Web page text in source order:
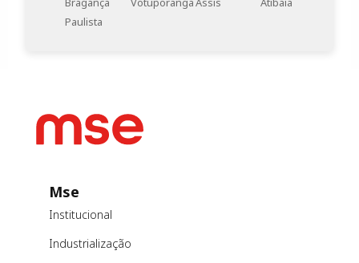
Paulista
Mse
Institucional
Industrialização